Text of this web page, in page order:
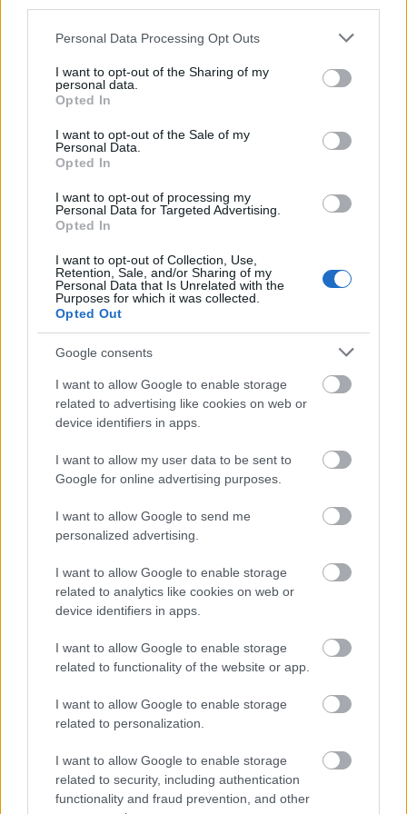
Please note that this website/app uses one or more Google
not limited to your visit or usage behaviour. You may click to
grant or deny consent to Google and its third-party tags to
use your data for below specified purposes in below Google
consent section.
Personal Data Processing Opt Outs
I want to opt-out of the Sharing of my
personal data.
Opted In
I want to opt-out of the Sale of my
Personal Data.
Opted In
I want to opt-out of processing my
Personal Data for Targeted Advertising.
Opted In
I want to opt-out of Collection, Use,
Retention, Sale, and/or Sharing of my
Personal Data that Is Unrelated with the
Purposes for which it was collected.
Opted Out
Google consents
I want to allow Google to enable storage
related to advertising like cookies on web or
device identifiers in apps.
I want to allow my user data to be sent to
Google for online advertising purposes.
I want to allow Google to send me
personalized advertising.
I want to allow Google to enable storage
related to analytics like cookies on web or
device identifiers in apps.
I want to allow Google to enable storage
related to functionality of the website or app.
I want to allow Google to enable storage
related to personalization.
I want to allow Google to enable storage
related to security, including authentication
functionality and fraud prevention, and other
Ιανουαρίουκαι λήγει τηΔευτέρα, 3 Φεβρουαρίου
2025 και ώρα 14:00.
Να σημειωθεί ότι οι θέσεις που είχαν προκηρυχθεί
αρχικά ήταν 2.213 αλλά
τελευταίας στιγμήςοι θέσεις αυξήθηκαν κατά
τέσσερις!
ΕΔΩτοΦΕΚτης προκήρυξης.
ΑΣΕΠ: Πιστοποίηση Αγγλικών σε
μόνο 2 ημέρες στα χέρια σας
ΑΣΕΠ: Εξ αποστάσεως η πιο Εύκολη
Πιστοποίηση Υπολογιστών σε 2
μέρες
Μάθε πρώτος όλες τις σημαντικές
ειδήσεις.
Βάλε το proson.gr στα αποτελέσματα
Δημοφιλείς Ειδήσεις